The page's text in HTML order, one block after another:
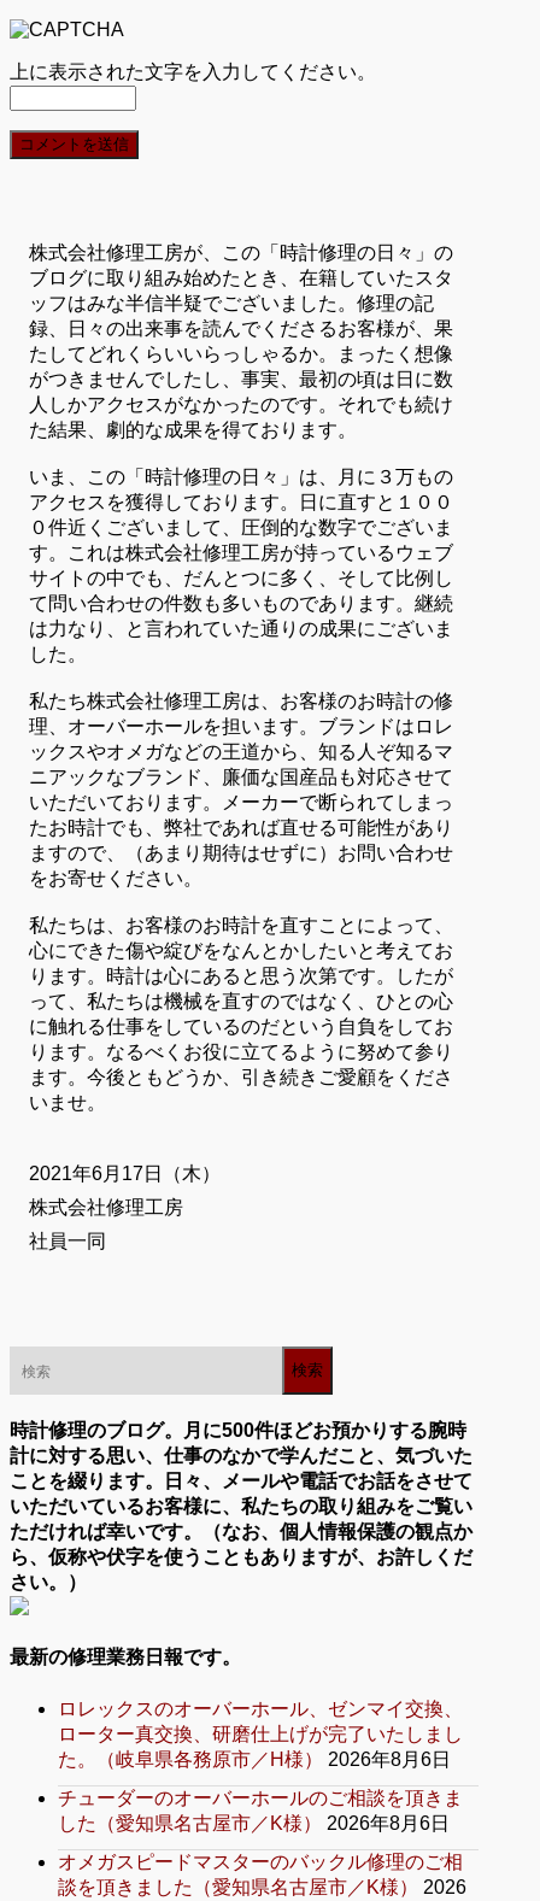
上に表示された文字を入力してください。
株式会社修理工房が、この「時計修理の日々」の
ブログに取り組み始めたとき、在籍していたスタ
ッフはみな半信半疑でございました。修理の記
録、日々の出来事を読んでくださるお客様が、果
たしてどれくらいいらっしゃるか。まったく想像
がつきませんでしたし、事実、最初の頃は日に数
人しかアクセスがなかったのです。それでも続け
た結果、劇的な成果を得ております。
いま、この「時計修理の日々」は、月に３万もの
アクセスを獲得しております。日に直すと１００
０件近くございまして、圧倒的な数字でございま
す。これは株式会社修理工房が持っているウェブ
サイトの中でも、だんとつに多く、そして比例し
て問い合わせの件数も多いものであります。継続
は力なり、と言われていた通りの成果にございま
した。
私たち株式会社修理工房は、お客様のお時計の修
理、オーバーホールを担います。ブランドはロレ
ックスやオメガなどの王道から、知る人ぞ知るマ
ニアックなブランド、廉価な国産品も対応させて
いただいております。メーカーで断られてしまっ
たお時計でも、弊社であれば直せる可能性があり
ますので、（あまり期待はせずに）お問い合わせ
をお寄せください。
私たちは、お客様のお時計を直すことによって、
心にできた傷や綻びをなんとかしたいと考えてお
ります。時計は心にあると思う次第です。したが
って、私たちは機械を直すのではなく、ひとの心
に触れる仕事をしているのだという自負をしてお
ります。なるべくお役に立てるように努めて参り
ます。今後ともどうか、引き続きご愛顧をくださ
いませ。
2021年6月17日（木）
株式会社修理工房
社員一同
時計修理のブログ。月に500件ほどお預かりする腕時
計に対する思い、仕事のなかで学んだこと、気づいた
ことを綴ります。日々、メールや電話でお話をさせて
いただいているお客様に、私たちの取り組みをご覧い
ただければ幸いです。（なお、個人情報保護の観点か
ら、仮称や伏字を使うこともありますが、お許しくだ
さい。）
最新の修理業務日報です。
ロレックスのオーバーホール、ゼンマイ交換、
ローター真交換、研磨仕上げが完了いたしまし
た。（岐阜県各務原市／H様）
2026年8月6日
チューダーのオーバーホールのご相談を頂きま
した（愛知県名古屋市／K様）
2026年8月6日
オメガスピードマスターのバックル修理のご相
談を頂きました（愛知県名古屋市／K様）
2026